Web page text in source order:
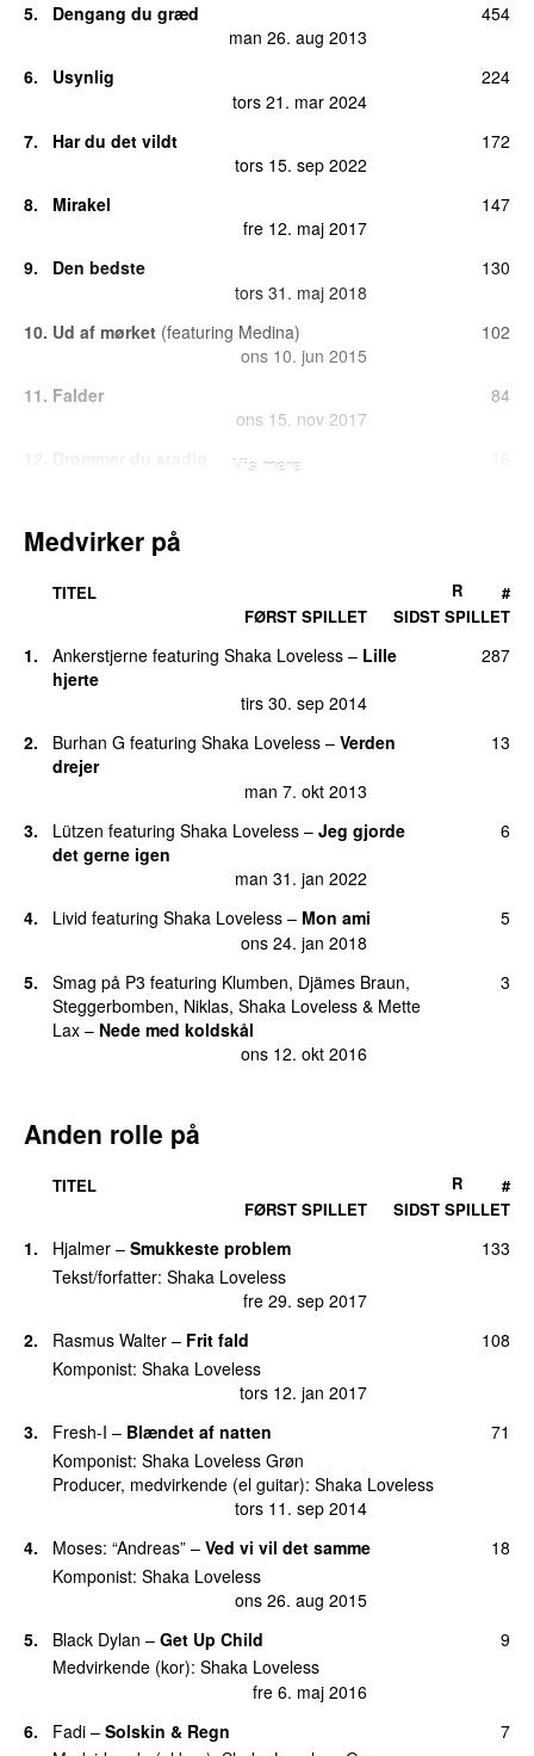
5.
Dengang du græd
man 26. aug 2013
454
6.
Usynlig
tors 21. mar 2024
224
7.
Har du det vildt
tors 15. sep 2022
172
8.
Mirakel
fre 12. maj 2017
147
9.
Den bedste
tors 31. maj 2018
130
10. Ud af mørket (featuring Medina)
ons 10. jun 2015
102
11. Falder
ons 15. nov 2017
84
Ikk’ kun blod
tors 26. maj 2016
14
15.
Øjne i natten
10
man 31. aug 2015
Vægtløs
tors 28. aug 2025
18.
Sjakaler
5
ons 5. jun 2019
tirs 1. sep 2015
80 Years
tors 19. maj 2016
Suspekt )
ons 8. apr 2020
2
Bag banegården
tirs 14. nov 2017
25. Damn, Homie med Pede B
ons 15. jul 2026
1
ons 14. aug 2013
Frit fald
tors 23. mar 2023
25.
Gør din ting
1
(featuring Wafande
tirs 20. aug 2013
Hvad er det egentlig du vil (featuring
Vis mere
Medvirker på
TITEL
FØRST SPILLET
SIDST SPILLET
R #
1. Ankerstjerne featuring Shaka Loveless – Lille
hjerte
tirs 30. sep 2014
287
2. Burhan G featuring Shaka Loveless – Verden
drejer
man 7. okt 2013
13
3. Lützen featuring Shaka Loveless – Jeg gjorde
det gerne igen
man 31. jan 2022
6
4. Livid featuring Shaka Loveless – Mon ami
ons 24. jan 2018
5
5. Smag på P3 featuring Klumben, Djämes Braun,
Steggerbomben, Niklas, Shaka Loveless & Mette
Lax – Nede med koldskål
ons 12. okt 2016
3
Anden rolle på
TITEL
FØRST SPILLET
SIDST SPILLET
R #
1. Hjalmer – Smukkeste problem
fre 29. sep 2017
133
Tekst/forfatter: Shaka Loveless
2. Rasmus Walter – Frit fald
tors 12. jan 2017
108
Komponist: Shaka Loveless
3. Fresh-I – Blændet af natten
tors 11. sep 2014
71
Komponist: Shaka Loveless Grøn
Producer, medvirkende (el guitar): Shaka Loveless
4. Moses: “Andreas” – Ved vi vil det samme
ons 26. aug 2015
18
Komponist: Shaka Loveless
5. Black Dylan – Get Up Child
fre 6. maj 2016
9
Medvirkende (kor): Shaka Loveless
6. Fadi – Solskin & Regn
7